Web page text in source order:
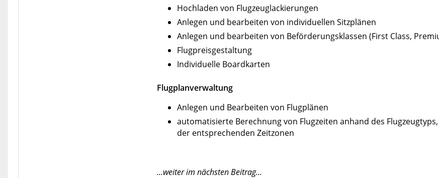
Hochladen von Flugzeuglackierungen
Anlegen und bearbeiten von individuellen Sitzplänen
Anlegen und bearbeiten von Beförderungsklassen (First Class,
Flugpreisgestaltung
Individuelle Boardkarten
Flugplanverwaltung
Anlegen und Bearbeiten von Flugplänen
automatisierte Berechnung von Flugzeiten anhand des
der entsprechenden Zeitzonen
...weiter im nächsten Beitrag...